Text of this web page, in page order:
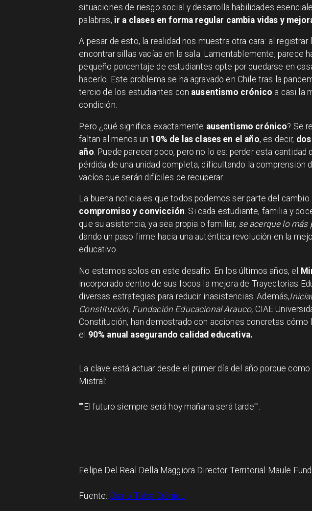
situaciones de riesgo social y desarrolla habilidades
palabras, ir a clases en forma regular cambia vidas y
A pesar de esto, la realidad nos muestra otra cara: al
encontrar sillas vacías en la sala. Lamentablemente, parece
pequeño porcentaje de estudiantes opte por quedarse en
hacerlo. Este problema se ha agravado en Chile tras la
tercio de los estudiantes con ausentismo crónico a casi la
condición.
Pero ¿qué significa exactamente ausentismo crónico? Se
faltan al menos un 10% de las clases en el año, es decir,
año . Puede parecer poco, pero no lo es: perder esta cantidad
pérdida de una unidad completa, dificultando la comprensión
vacíos que serán difíciles de recuperar.
La buena noticia es que todos podemos ser parte del
compromiso y convicción. Si cada estudiante, familia y
que su asistencia, ya sea propia o familiar, se acerque lo más
dando un paso firme hacia una auténtica revolución en la
educativo.
No estamos solos en este desafío. En los últimos años, el
incorporado dentro de sus focos la mejora de Trayectorias
diversas estrategias para reducir inasistencias. Además,
Constitución, Fundación Educacional Arauco, CIAE
Constitución, han demostrado con acciones concretas cómo
el 90% anual asegurando calidad educativa.
La clave está actuar desde el primer día del año porque
Mistral:
"El futuro siempre será hoy mañana será tarde" .
Felipe Del Real Della Maggiora Director Territorial Maule
Fuente: Diario Talca Crónica